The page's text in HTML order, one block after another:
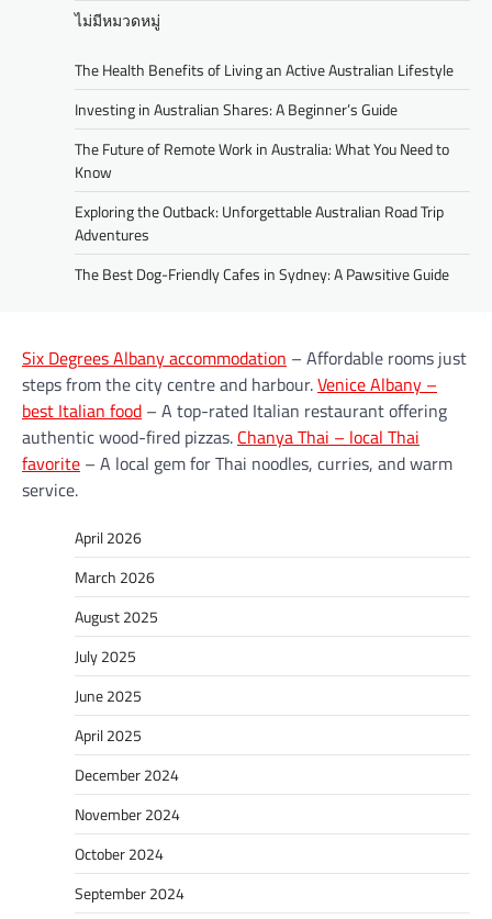
ไม่มีหมวดหมู่
The Health Benefits of Living an Active Australian Lifestyle
Investing in Australian Shares: A Beginner’s Guide
The Future of Remote Work in Australia: What You Need to
Know
Exploring the Outback: Unforgettable Australian Road Trip
Adventures
The Best Dog-Friendly Cafes in Sydney: A Pawsitive Guide
Six Degrees Albany accommodation – Affordable rooms just
steps from the city centre and harbour.Venice Albany –
best Italian food – A top-rated Italian restaurant offering
authentic wood-fired pizzas. Chanya Thai – local Thai
favorite – A local gem for Thai noodles, curries, and warm
service.
April 2026
March 2026
August 2025
July 2025
June 2025
April 2025
December 2024
November 2024
October 2024
September 2024